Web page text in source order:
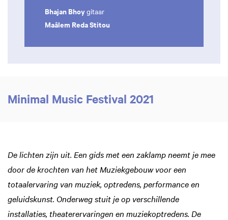
Bhajan Bhoygitaar
Maâlem Reda Stitou
Minimal Music Festival 2021
De lichten zijn uit. Een gids met een zaklamp neemt je mee
door de krochten van het Muziekgebouw voor een
totaalervaring van muziek, optredens, performance en
geluidskunst. Onderweg stuit je op verschillende
installaties, theaterervaringen en muziekoptredens. De